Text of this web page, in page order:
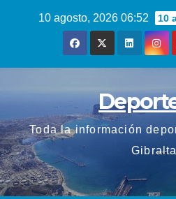
10 agosto, 2026 06:52 10
Toda la información